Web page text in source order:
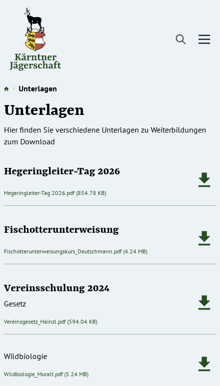
Unterlagen
Unterlagen
Hier finden Sie verschiedene Unterlagen zu Weiterbildungen
zum Download
Hegeringleiter-Tag 2026
Dokument
Hegeringleiter-Tag 2026.pdf (854.78 KB)
Fischotterunterweisung
Dokument
Fischotterunterweisungskurs_Deutschmann.pdf (4.24 MB)
Vereinsschulung 2024
Gesetz
Dokument
Vereinsgesetz_Hainzl.pdf (594.04 KB)
Wildbiologie
Dokument
Wildbiologie_Muralt.pdf (5.24 MB)